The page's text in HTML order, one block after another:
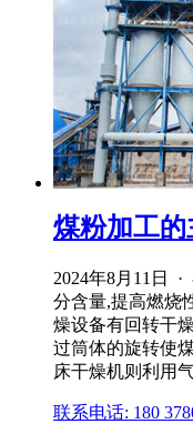
煤粉加工的
2024年8月11日
分含量,提高燃烧
燥设备有回转干
过筒体的旋转使
床干燥机则利用
联系电话: 180